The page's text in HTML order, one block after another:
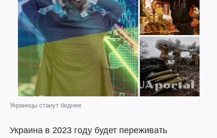
Украинцы станут беднее
Украина в 2023 году будет переживать